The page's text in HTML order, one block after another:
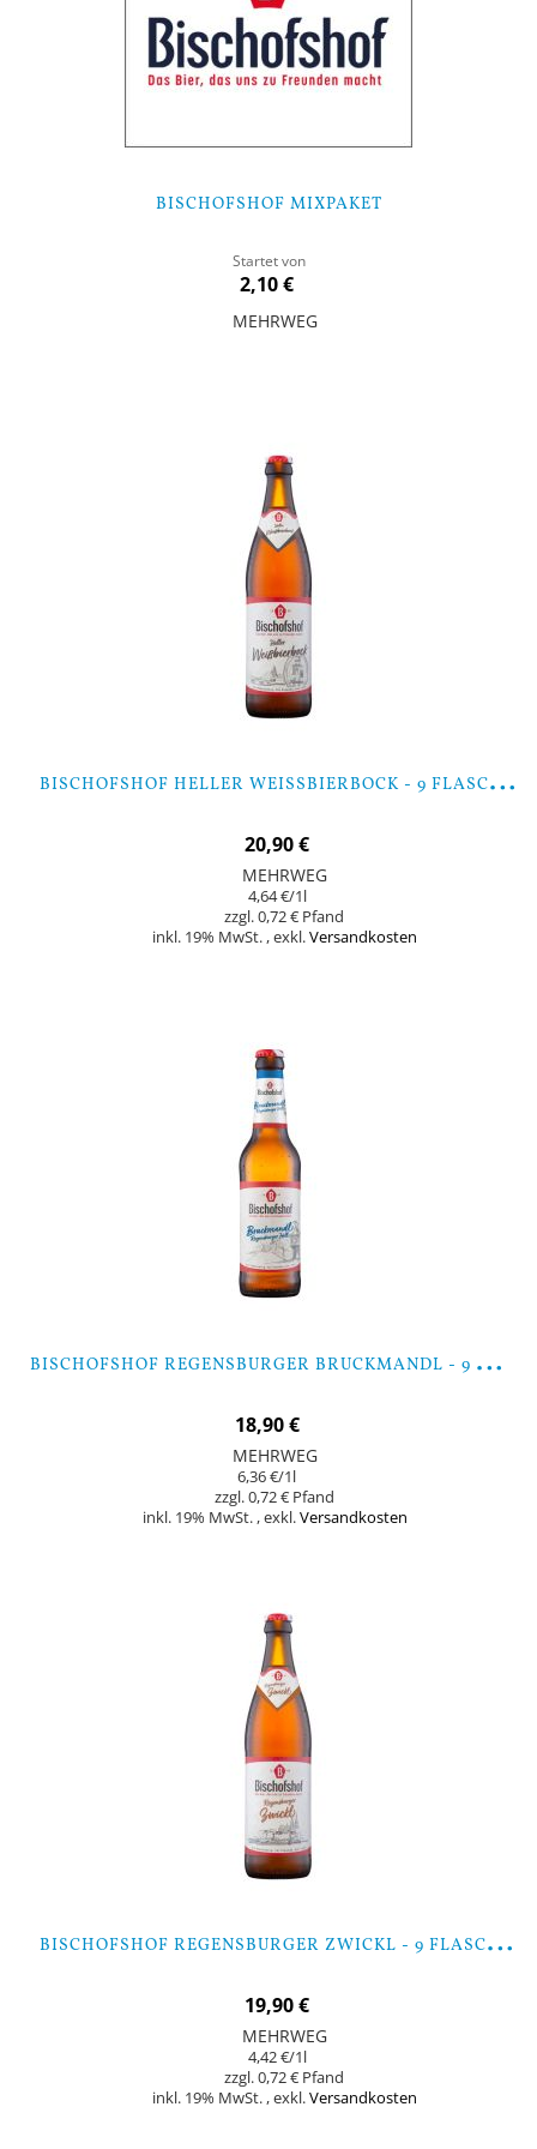
BISCHOFSHOF MIXPAKET
Startet von
2,10 €
MEHRWEG
B
ISCHOFSHOF HELLER WEISSBIERBOCK - 9 FLASCHEN
20,90 €
MEHRWEG
4,64 €/1l
0,72 €
inkl. 19% MwSt. ,exkl.Versandkosten
B
ISCHOFSHOF REGENSBURGER BRUCKMANDL - 9 FLASCHEN
18,90 €
MEHRWEG
6,36 €/1l
0,72 €
inkl. 19% MwSt. ,exkl.Versandkosten
B
ISCHOFSHOF REGENSBURGER ZWICKL - 9 FLASCHEN
19,90 €
MEHRWEG
4,42 €/1l
0,72 €
inkl. 19% MwSt. ,exkl.Versandkosten